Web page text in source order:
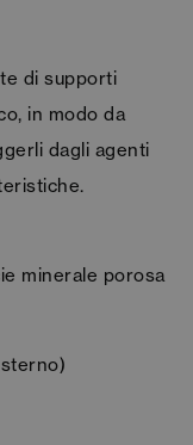
di supporti
in modo da
dagli agenti
minerale porosa